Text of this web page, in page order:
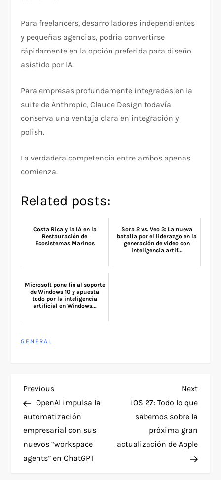
Para freelancers, desarrolladores independientes
y pequeñas agencias, podría convertirse
rápidamente en la opción preferida para diseño
asistido por IA.
Para empresas profundamente integradas en la
suite de Anthropic, Claude Design todavía
conserva una ventaja clara en integración y
polish.
La verdadera competencia entre ambos apenas
comienza.
Related posts:
Costa Rica y la IA en la
Restauración de
Ecosistemas Marinos
Sora 2 vs. Veo 3: La nueva
batalla por el liderazgo en la
generación de video con
inteligencia artif...
Microsoft pone fin al soporte
de Windows 10 y apuesta
todo por la inteligencia
artificial en Windows...
GENERAL
P
o
s
t
Previous
Post
Previous
OpenAI impulsa la
automatización
empresarial con sus
nuevos “workspace
agents” en ChatGPT
Next
Post
Next
iOS 27: Todo lo que
sabemos sobre la
próxima gran
actualización de Apple